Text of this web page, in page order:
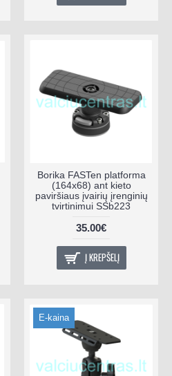
Borika FASTen platforma
(164x68) ant kieto
paviršiaus įvairių įrenginių
tvirtinimui SSb223
35.00€
Į KREPŠELĮ
E-kaina